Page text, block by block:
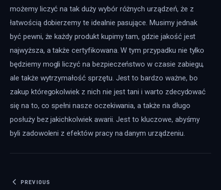
możemy liczyć na tak duży wybór różnych urządzeń, że z
łatwością dobierzemy te idealnie pasujące. Musimy jednak
być pewni, że każdy produkt kupimy tam, gdzie jakość jest
najwyższa, a także certyfikowana. W tym przypadku nie tylko
będziemy mogli liczyć na bezpieczeństwo w czasie zabiegu,
ale także wytrzymałość sprzętu. Jest to bardzo ważne, bo
zakup któregokolwiek z nich nie jest tani i warto zdecydować
się na to, co spełni nasze oczekiwania, a także na długo
posłuży bez jakichkolwiek awarii. Jest to kluczowe, abyśmy
byli zadowoleni z efektów pracy na danym urządzeniu.
Nawigacja wpisu
PREVIOUS